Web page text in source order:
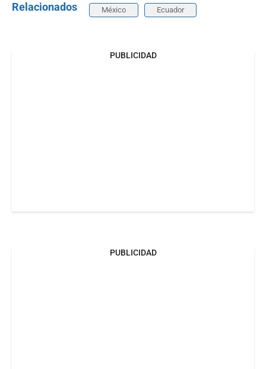
Relacionados México Ecuador
PUBLICIDAD
PUBLICIDAD